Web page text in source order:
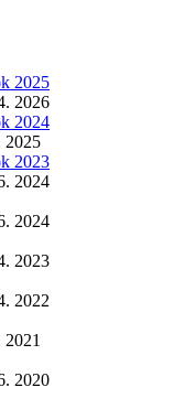
2025
2026
2024
2025
2023
2024
2024
2023
2022
2020